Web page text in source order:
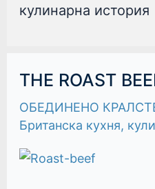
кулинарна история
THE ROAST
ОБЕДИНЕНО
Британска кухня,
THE
ROAST